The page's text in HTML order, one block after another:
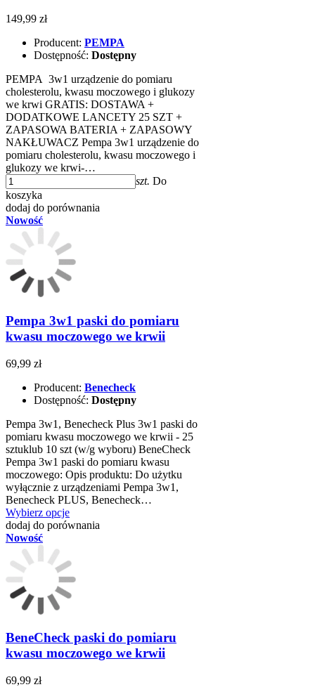
149,99 zł
Producent: PEMPA
Dostępność: Dostępny
PEMPA 3w1 urządzenie do pomiaru
cholesterolu, kwasu moczowego i glukozy
we krwi GRATIS: DOSTAWA +
DODATKOWE LANCETY 25 SZT +
ZAPASOWA BATERIA + ZAPASOWY
NAKŁUWACZ Pempa 3w1 urządzenie do
pomiaru cholesterolu, kwasu moczowego i
glukozy we krwi-…
szt. Do
koszyka
dodaj do porównania
Nowość
Pempa 3w1 paski do pomiaru
kwasu moczowego we krwii
69,99 zł
Producent: Benecheck
Dostępność: Dostępny
Pempa 3w1, Benecheck Plus 3w1 paski do
pomiaru kwasu moczowego we krwii - 25
sztuklub 10 szt (w/g wyboru) BeneCheck
Pempa 3w1 paski do pomiaru kwasu
moczowego: Opis produktu: Do użytku
wyłącznie z urządzeniami Pempa 3w1,
Benecheck PLUS, Benecheck…
Wybierz opcje
dodaj do porównania
Nowość
BeneCheck paski do pomiaru
kwasu moczowego we krwii
69,99 zł